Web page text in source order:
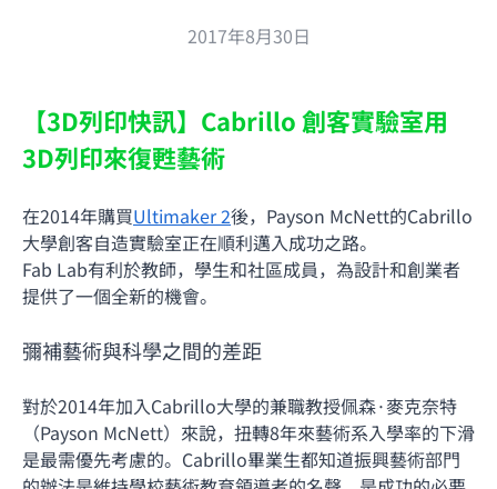
2017年8月30日
【3D列印快訊】Cabrillo 創客實驗室用
3D列印來復甦藝術
在2014年購買Ultimaker 2後，Payson McNett的Cabrillo
大學創客自造實驗室正在順利邁入成功之路。
Fab Lab有利於教師，學生和社區成員，為設計和創業者
提供了一個全新的機會。
彌補藝術與科學之間的差距
對於2014年加入Cabrillo大學的兼職教授佩森·麥克奈特
（Payson McNett）來說，扭轉8年來藝術系入學率的下滑
是最需優先考慮的。Cabrillo畢業生都知道振興藝術部門